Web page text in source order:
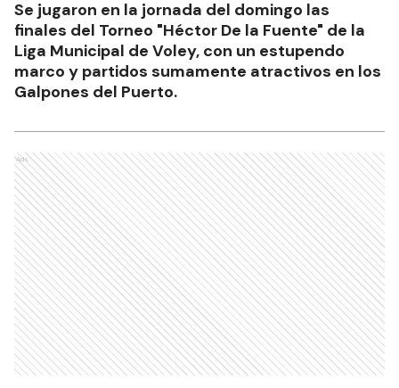
Se jugaron en la jornada del domingo las
finales del Torneo "Héctor De la Fuente" de la
Liga Municipal de Voley, con un estupendo
marco y partidos sumamente atractivos en los
Galpones del Puerto.
Ads